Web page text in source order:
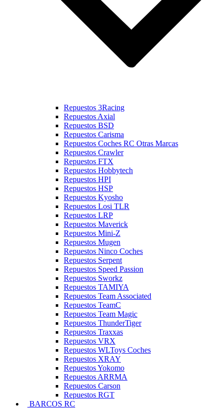
Repuestos 3Racing
Repuestos Axial
Repuestos BSD
Repuestos Carisma
Repuestos Coches RC Otras Marcas
Repuestos Crawler
Repuestos FTX
Repuestos Hobbytech
Repuestos HPI
Repuestos HSP
Repuestos Kyosho
Repuestos Losi TLR
Repuestos LRP
Repuestos Maverick
Repuestos Mini-Z
Repuestos Mugen
Repuestos Ninco Coches
Repuestos Serpent
Repuestos Speed Passion
Repuestos Sworkz
Repuestos TAMIYA
Repuestos Team Associated
Repuestos TeamC
Repuestos Team Magic
Repuestos ThunderTiger
Repuestos Traxxas
Repuestos VRX
Repuestos WLToys Coches
Repuestos XRAY
Repuestos Yokomo
Repuestos ARRMA
Repuestos Carson
Repuestos RGT
BARCOS RC